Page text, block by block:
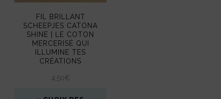
FIL BRILLANT
SCHEEPJES CATONA
SHINE | LE COTON
MERCERISÉ QUI
ILLUMINE TES
CRÉATIONS
4,50€